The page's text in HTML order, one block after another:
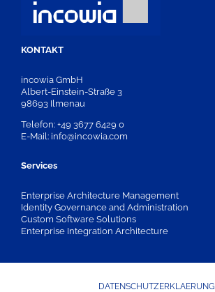
KONTAKT
incowia GmbH
Albert-Einstein-Straße 3
98693 Ilmenau
Telefon: +49 3677 6429 0
E-Mail: info@incowia.com
Services
Enterprise Architecture Management
Identity Governance and Administration
Custom Software Solutions
Enterprise Integration Architecture
DATENSCHUTZERKLAERUNG